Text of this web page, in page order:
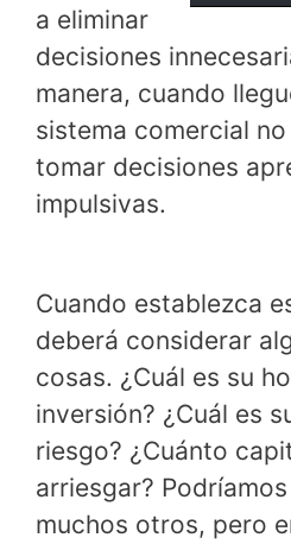
a eliminar
decisiones
manera, cuando
sistema comercial
tomar decisiones
impulsivas.
Cuando establezca
deberá considerar
cosas. ¿Cuál es su
inversión? ¿Cuál es
riesgo? ¿Cuánto
arriesgar?
muchos otros, pero